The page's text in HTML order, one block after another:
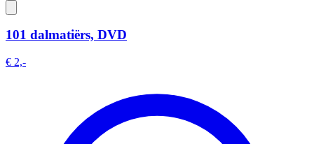
101 dalmatiërs, DVD
€ 2,-